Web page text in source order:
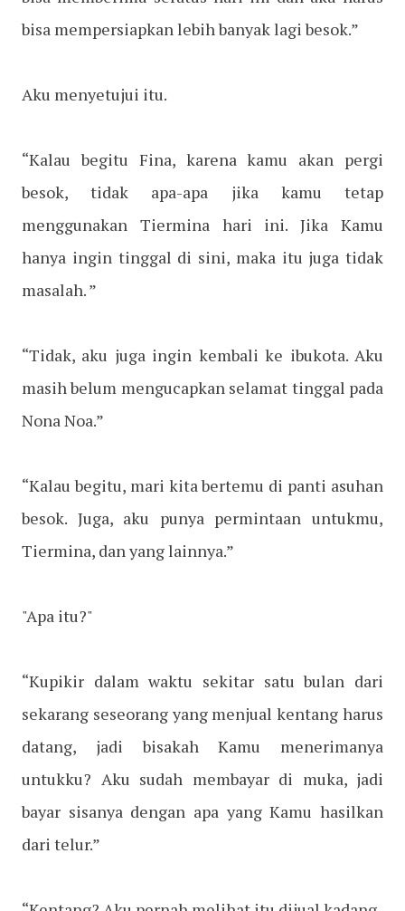
bisa mempersiapkan lebih banyak lagi besok.”
Aku menyetujui itu.
“Kalau begitu Fina, karena kamu akan pergi
besok, tidak apa-apa jika kamu tetap
menggunakan Tiermina hari ini. Jika Kamu
hanya ingin tinggal di sini, maka itu juga tidak
masalah. ”
“Tidak, aku juga ingin kembali ke ibukota. Aku
masih belum mengucapkan selamat tinggal pada
Nona Noa.”
“Kalau begitu, mari kita bertemu di panti asuhan
besok. Juga, aku punya permintaan untukmu,
Tiermina, dan yang lainnya.”
"Apa itu?"
“Kupikir dalam waktu sekitar satu bulan dari
sekarang seseorang yang menjual kentang harus
datang, jadi bisakah Kamu menerimanya
untukku? Aku sudah membayar di muka, jadi
bayar sisanya dengan apa yang Kamu hasilkan
dari telur.”